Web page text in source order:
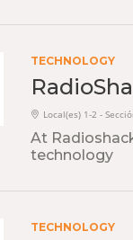
TECHNOLOGY
Local(es) 1-2 -
At
technology
TECHNOLOGY